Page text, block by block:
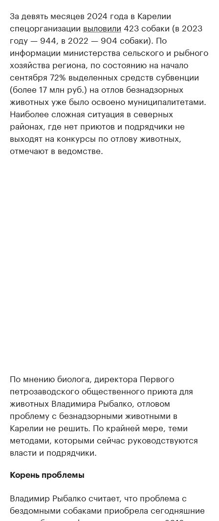
За девять месяцев 2024 года в Карелии
спецорганизации выловили 423 собаки (в 2023
году — 944, в 2022 — 904 собаки). По
информации министерства сельского и рыбного
хозяйства региона, по состоянию на начало
сентября 72% выделенных средств субвенции
(более 17 млн руб.) на отлов безнадзорных
животных уже было освоено муниципалитетами.
Наиболее сложная ситуация в северных
районах, где нет приютов и подрядчики не
выходят на конкурсы по отлову животных,
отмечают в ведомстве.
По мнению биолога, директора Первого
петрозаводского общественного приюта для
животных Владимира Рыбалко, отловом
проблему с безнадзорными животными в
Карелии не решить. По крайней мере, теми
методами, которыми сейчас руководствуются
власти и подрядчики.
Корень проблемы
Владимир Рыбалко считает, что проблема с
бездомными собаками приобрела сегодняшние